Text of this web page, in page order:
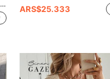
ARS$25.333